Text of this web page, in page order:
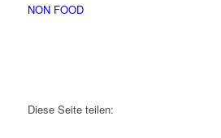
NON FOOD
Diese Seite teilen: